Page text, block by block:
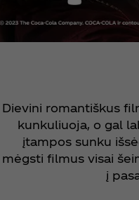
Dievini romantiškus
kunkuliuoja, o gal
įtampos sunku
mėgsti filmus visai
į